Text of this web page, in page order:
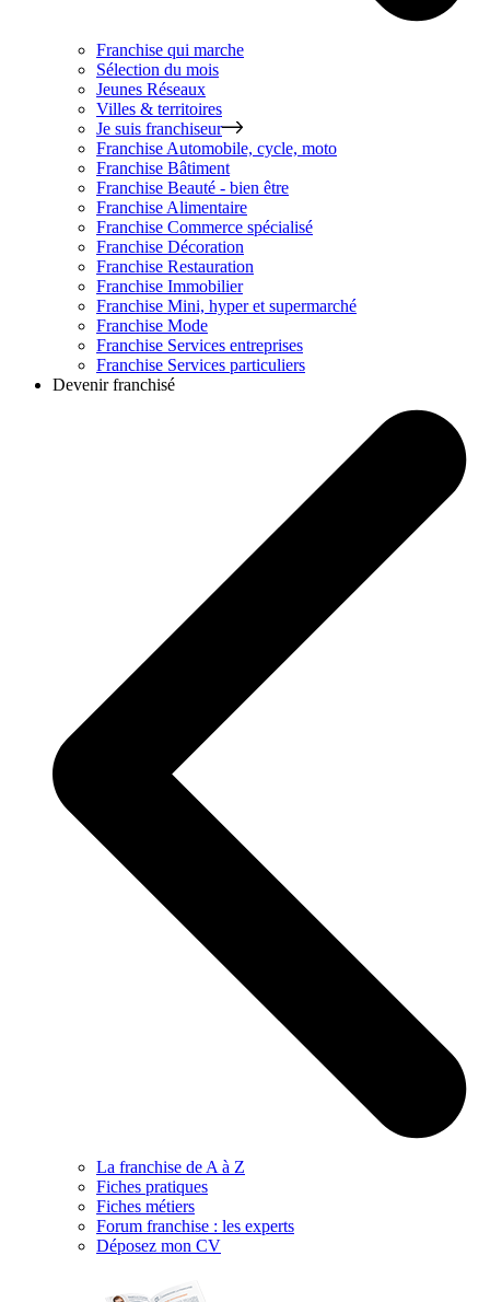
Franchise qui marche
Sélection du mois
Jeunes Réseaux
Villes & territoires
Je suis franchiseur
Franchise Automobile, cycle, moto
Franchise Bâtiment
Franchise Beauté - bien être
Franchise Alimentaire
Franchise Commerce spécialisé
Franchise Décoration
Franchise Restauration
Franchise Immobilier
Franchise Mini, hyper et supermarché
Franchise Mode
Franchise Services entreprises
Franchise Services particuliers
Devenir franchisé
La franchise de A à Z
Fiches pratiques
Fiches métiers
Forum franchise : les experts
Déposez mon CV